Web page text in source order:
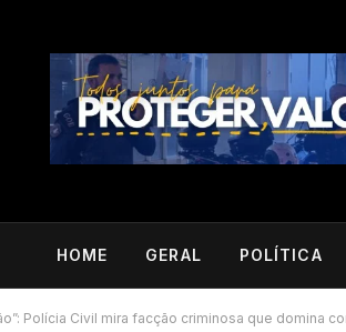
HOME GERAL POLÍTICA
Polícia Civil mira facção criminosa que domina